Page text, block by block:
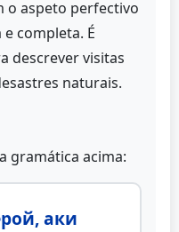
aspeto perfectivo
completa. É
descrever visitas
naturais.
gramática acima:
аки